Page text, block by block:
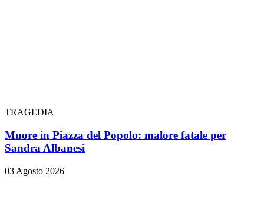
TRAGEDIA
Muore in Piazza del Popolo: malore fatale per
Sandra Albanesi
03 Agosto 2026